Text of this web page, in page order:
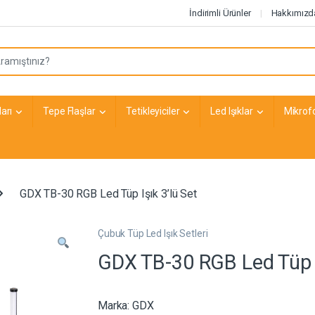
İndirimli Ürünler
Tepe Flaşlar Tetikleyiciler Led Işıklar
GDX TB-30 RGB Led Tüp Işık 3’lü Set
Çubuk Tüp Led Işık Setleri
GDX TB-30 RGB Led
Marka: GDX